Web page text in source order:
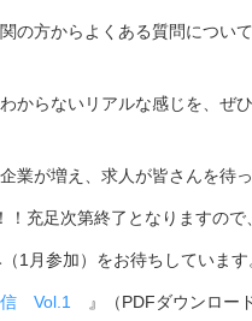
の方からよくある質問につい
からないリアルな感じを、ぜ
業が増え、求人が皆さんを待っ
充足次第終了となりますので、
1月参加）をお待ちしています
Vol.1 』（PDFダウンロード